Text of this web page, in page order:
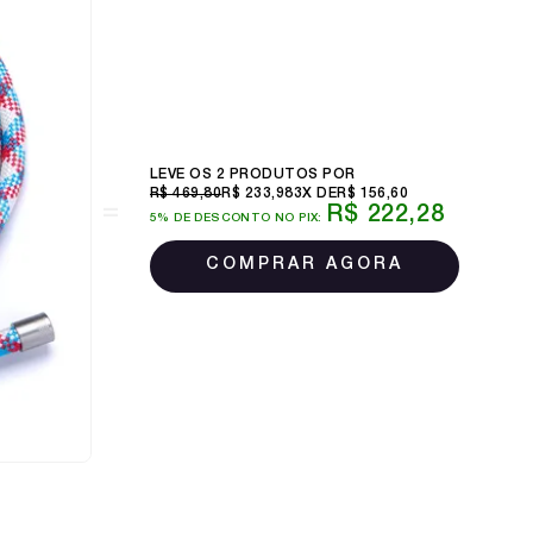
LEVE OS 2 PRODUTOS
R$ 469,80R$ 233,98
5% DE DESCONTO NO PIX: R$ 222,28
3X R$ 156,60